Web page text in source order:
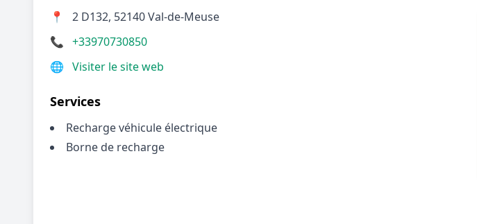
📍
2 D132, 52140 Val-de-Meuse
📞 +33970730850
🌐 Visiter le site web
Services
Recharge véhicule électrique
Borne de recharge